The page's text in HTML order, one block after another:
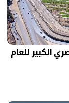
الكبير للعام